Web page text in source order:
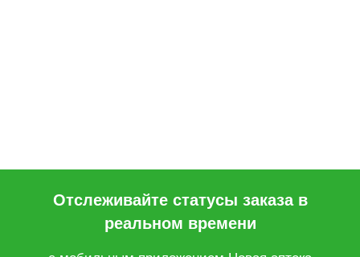
Отслеживайте статусы заказа в
реальном времени